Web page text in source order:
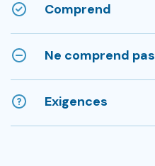
Comprend
Ne comprend pas
Exigences